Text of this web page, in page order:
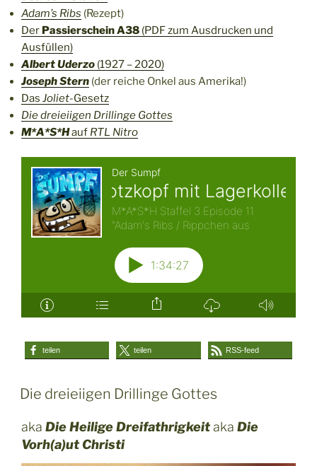
Adam’s Ribs (Rezept)
Der Passierschein A38 (PDF zum Ausdrucken und
Ausfüllen)
Albert Uderzo (1927 – 2020)
Joseph Stern (der reiche Onkel aus Amerika!)
Das Joliet-Gesetz
Die dreieiigen Drillinge Gottes
M*A*S*Hauf RTL Nitro
teilen teilen RSS-feed
Die dreieiigen Drillinge Gottes
aka Die Heilige Dreifathrigkeitaka Die
Vorh(a)ut Christi